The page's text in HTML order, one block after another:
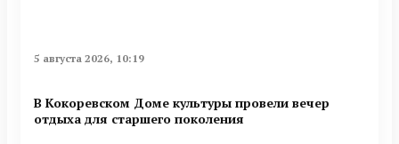
5 августа 2026, 10:19
В Кокоревском Доме культуры провели вечер
отдыха для старшего поколения